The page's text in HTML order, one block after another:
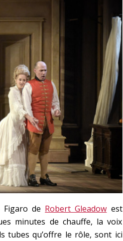
de Robert Gleadow est
minutes de chauffe, la voix
tubes qu’offre le rôle, sont ici